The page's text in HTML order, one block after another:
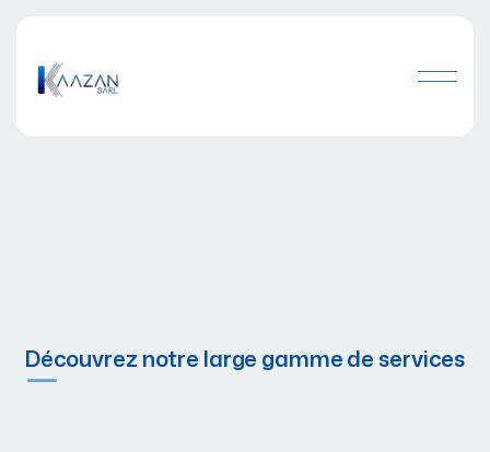
Découvrez notre large gamme de services